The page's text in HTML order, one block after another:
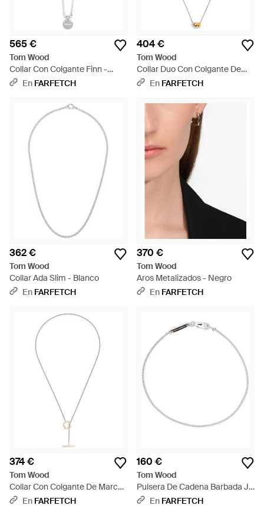
565 €
Tom Wood
Collar Con Colgante Finn -
Blanco
En FARFETCH
404 €
Tom Wood
Collar Duo Con Colgante De
Doble Esfera - Metálico
En FARFETCH
362 €
Tom Wood
Collar Ada Slim - Blanco
En FARFETCH
370 €
Tom Wood
Aros Metalizados - Negro
En FARFETCH
374 €
Tom Wood
Collar Con Colgante De Marco
- Metálico
En FARFETCH
160 €
Tom Wood
Pulsera De Cadena Barbada Jil
- Blanco
En FARFETCH